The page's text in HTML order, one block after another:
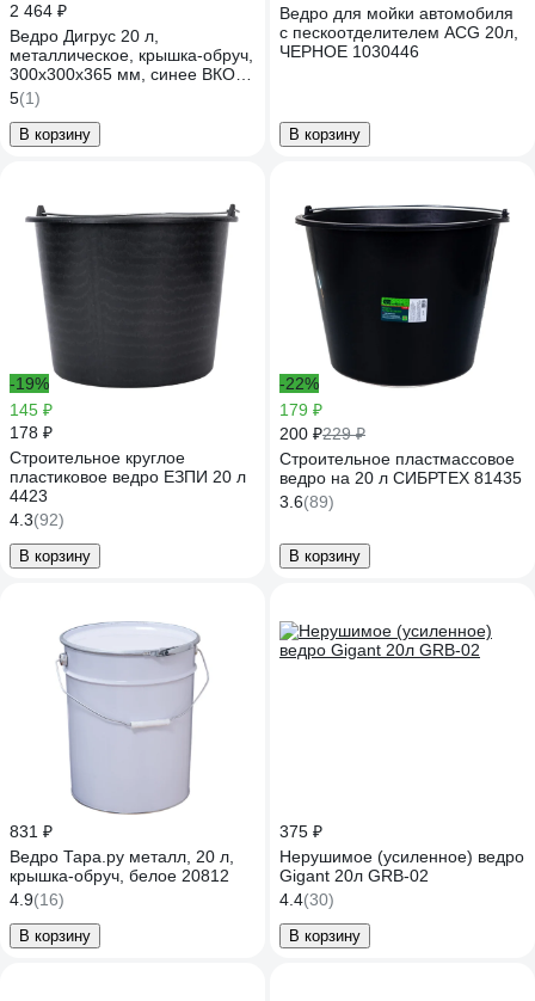
2 464 ₽
Ведро Дигрус 20 л,
металлическое, крышка-обруч,
300x300x365 мм, синее ВКО-
М-20-С/Д
5(1)
В корзину
Ведро для мойки автомобиля
с пескоотделителем ACG 20л,
ЧЕРНОЕ 1030446
В корзину
-19%
145 ₽
178 ₽
Строительное круглое
пластиковое ведро ЕЗПИ 20 л
4423
4.3(92)
В корзину
-22%
179 ₽
200 ₽229 ₽
Строительное пластмассовое
ведро на 20 л СИБРТЕХ 81435
3.6(89)
В корзину
831 ₽
Ведро Тара.ру металл, 20 л,
крышка-обруч, белое 20812
4.9(16)
В корзину
375 ₽
Нерушимое (усиленное) ведро
Gigant 20л GRB-02
4.4(30)
В корзину